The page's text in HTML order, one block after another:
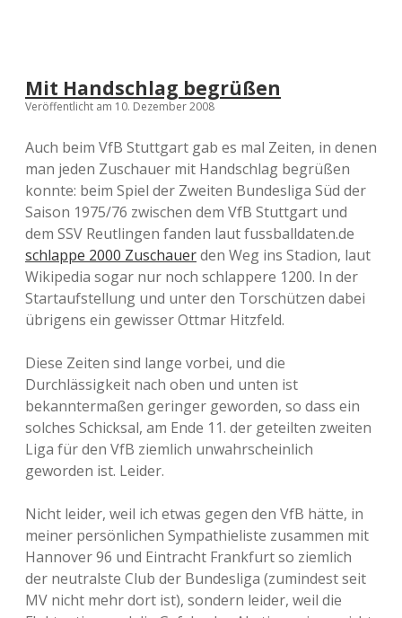
Mit Handschlag begrüßen
Veröffentlicht am 10. Dezember 2008
Auch beim VfB Stuttgart gab es mal Zeiten, in denen
man jeden Zuschauer mit Handschlag begrüßen
konnte: beim Spiel der Zweiten Bundesliga Süd der
Saison 1975/76 zwischen dem VfB Stuttgart und
dem SSV Reutlingen fanden laut fussballdaten.de
schlappe 2000 Zuschauerden Weg ins Stadion, laut
Wikipedia sogar nur noch schlappere 1200. In der
Startaufstellung und unter den Torschützen dabei
übrigens ein gewisser Ottmar Hitzfeld.
Diese Zeiten sind lange vorbei, und die
Durchlässigkeit nach oben und unten ist
bekanntermaßen geringer geworden, so dass ein
solches Schicksal, am Ende 11. der geteilten zweiten
Liga für den VfB ziemlich unwahrscheinlich
geworden ist. Leider.
Nicht leider, weil ich etwas gegen den VfB hätte, in
meiner persönlichen Sympathieliste zusammen mit
Hannover 96 und Eintracht Frankfurt so ziemlich
der neutralste Club der Bundesliga (zumindest seit
MV nicht mehr dort ist), sondern leider, weil die